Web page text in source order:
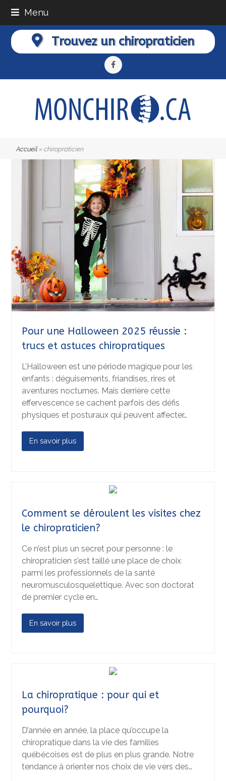
Menu
Trouvez un chiropraticien
Facebook
Accueil »chiropraticien
Pour une Halloween 2025 réussie :
trucs et astuces chiropratiques
L’Halloween est une période magique pour les
enfants : déguisements, friandises, rires et
aventures nocturnes. Mais derrière cette
effervescence se cachent parfois des défis
physiques et posturaux qui peuvent affecter…
En savoir plus
Comment se déroulent les visites chez
le chiropraticien?
Ce n’est plus un secret pour personne : le
chiropraticien s’est taillé une place de choix
parmi les professionnels de la santé
neuromusculosquelettique. Avec son doctorat
de premier cycle en…
En savoir plus
La chiropratique : pour qui et
pourquoi?
D’année en année, la place qu’occupe la
chiropratique dans la vie des familles
québécoises est de plus en plus grande. Notre
tendance à orienter nos choix de vie vers des…